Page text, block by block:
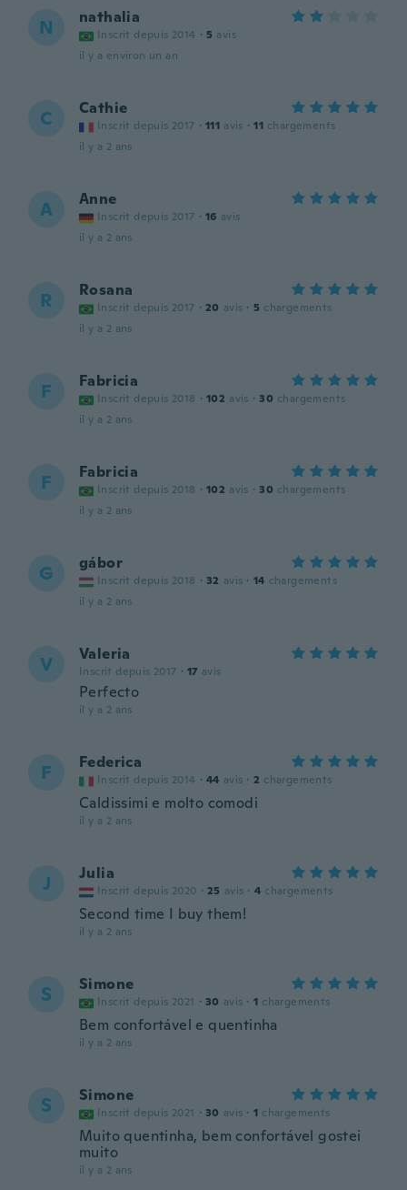
N nathalia
Inscrit depuis 2014 · 5 avis
il y a environ un an
C Cathie
Inscrit depuis 2017 · 111 avis · 11 chargements
il y a 2 ans
A Anne
Inscrit depuis 2017 · 16 avis
il y a 2 ans
R Rosana
Inscrit depuis 2017 · 20 avis · 5 chargements
il y a 2 ans
F Fabricia
Inscrit depuis 2018 · 102 avis · 30 chargements
il y a 2 ans
F Fabricia
Inscrit depuis 2018 · 102 avis · 30 chargements
il y a 2 ans
G gábor
Inscrit depuis 2018 · 32 avis · 14 chargements
il y a 2 ans
V Valeria
Inscrit depuis 2017 · 17 avis
Perfecto
il y a 2 ans
F Federica
Inscrit depuis 2014 · 44 avis · 2 chargements
Caldissimi e molto comodi
il y a 2 ans
J Julia
Inscrit depuis 2020 · 25 avis · 4 chargements
Second time I buy them!
il y a 2 ans
S Simone
Inscrit depuis 2021 · 30 avis · 1 chargements
Bem confortável e quentinha
il y a 2 ans
S Simone
Inscrit depuis 2021 · 30 avis · 1 chargements
Muito quentinha, bem confortável gostei
muito
il y a 2 ans